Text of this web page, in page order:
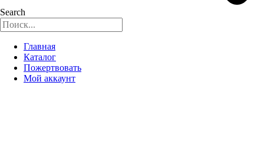
Search
Главная
Каталог
Пожертвовать
Мой аккаунт